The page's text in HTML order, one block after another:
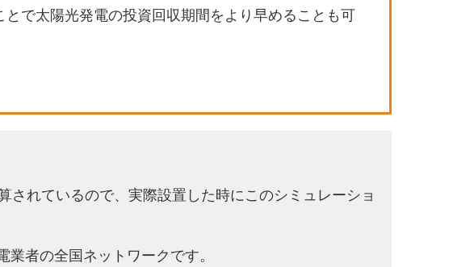
で太陽光発電の投資回収期間をより早めることも可
れているので、実際設置した時にこのシミュレーショ
者の全国ネットワークです。